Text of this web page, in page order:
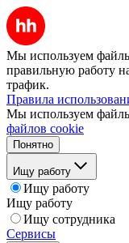
Мы используем
правильную работу
трафик.
Правила
Мы используем
файлов cookie
Понятно
Ищу работу
Ищу работу
Ищу работу
Ищу сотрудника
Сервисы